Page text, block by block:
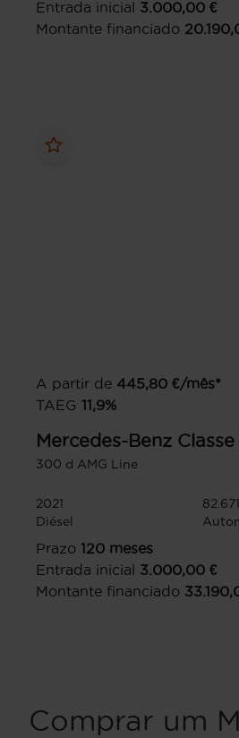
Entrada inicial 3.000,00 €
Montante financiado
A partir de 445,80 €/mês*
TAEG 11,9%
Mercedes-Benz Classe
300 d AMG Line
2021
Diésel
Prazo 120 meses
Entrada inicial
3.000,00 €
Montante financiado
Comprar um